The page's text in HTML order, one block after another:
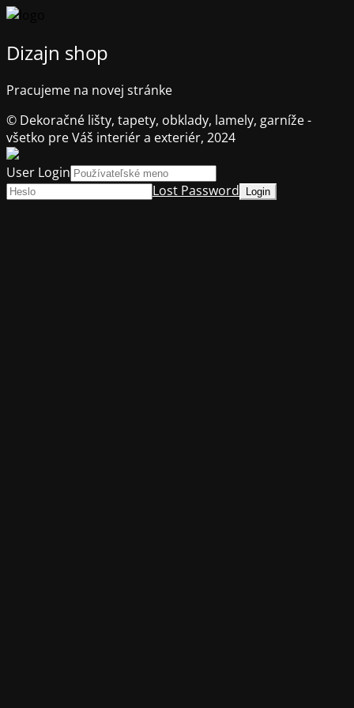
Dizajn shop
Pracujeme na novej stránke
© Dekoračné lišty, tapety, obklady, lamely, garníže -
všetko pre Váš interiér a exteriér, 2024
User Login
Lost Password